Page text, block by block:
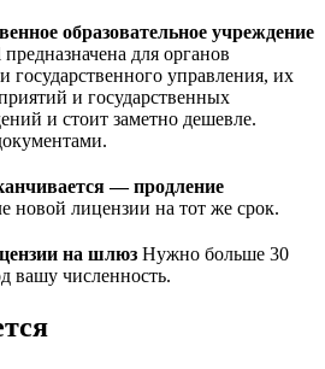
образовательное учреждение
для органов
государственного управления, их
и государственных
и стоит заметно дешевле.
— продление
новой лицензии на тот же срок.
на шлюз Нужно больше 30
вашу численность.